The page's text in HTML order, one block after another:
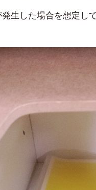
生した場合を想定し